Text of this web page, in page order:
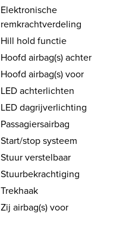
Elektronische
remkrachtverdeling
Hill hold functie
Hoofd airbag(s) achter
Hoofd airbag(s) voor
LED achterlichten
LED dagrijverlichting
Passagiersairbag
Start/stop systeem
Stuur verstelbaar
Stuurbekrachtiging
Trekhaak
Zij airbag(s) voor